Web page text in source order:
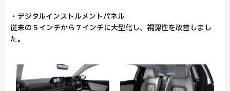
・デジタルインストルメントパネル
従来の５インチから７インチに大型化し、視認性を改善しまし
た。